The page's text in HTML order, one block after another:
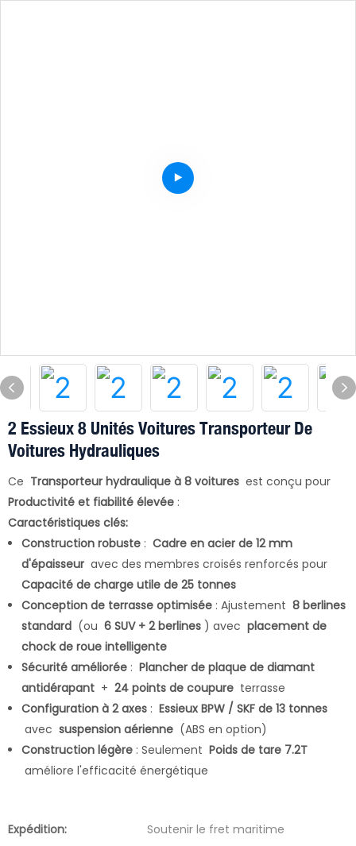
2 Essieux 8 Unités Voitures Transporteur De
Voitures Hydrauliques
Ce Transporteur hydraulique à 8 voitures est conçu pour
Productivité et fiabilité élevée :
Caractéristiques clés:
Construction robuste : Cadre en acier de 12 mm
d'épaisseur avec des membres croisés renforcés pour
Capacité de charge utile de 25 tonnes
Conception de terrasse optimisée : Ajustement 8 berlines
standard (ou 6 SUV + 2 berlines ) avec placement de
chock de roue intelligente
Sécurité améliorée : Plancher de plaque de diamant
antidérapant + 24 points de coupure terrasse
Configuration à 2 axes : Essieux BPW / SKF de 13 tonnes
avec suspension aérienne (ABS en option)
Construction légère : Seulement Poids de tare 7.2T
améliore l'efficacité énergétique
Expédition:
Soutenir le fret maritime